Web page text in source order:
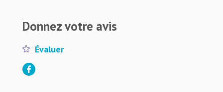
Donnez votre avis
Évaluer